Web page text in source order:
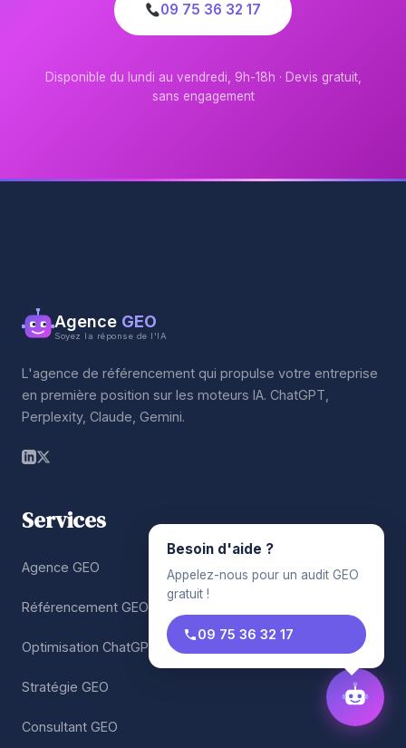
09 75 36 32 17
Disponible du lundi au vendredi, 9h-18h · Devis gratuit,
sans engagement
Agence GEO
Soyez la réponse de l'IA
L'agence de référencement qui propulse votre entreprise
en première position sur les moteurs IA. ChatGPT,
Perplexity, Claude, Gemini.
Services
Agence GEO
Référencement GEO
Optimisation ChatGPT
Stratégie GEO
Consultant GEO
Besoin d'aide ?
Appelez-nous pour un audit GEO
gratuit !
09 75 36 32 17